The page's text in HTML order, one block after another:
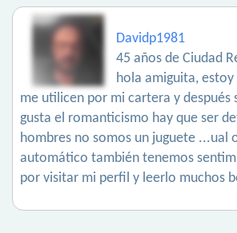
Davidp1981
45 años de Ciudad
hola amiguita,
me utilicen por mi cartera y después
gusta el romanticismo hay que ser
hombres no somos un juguete ...ual
automático también tenemos
por visitar mi perfil y leerlo muchos